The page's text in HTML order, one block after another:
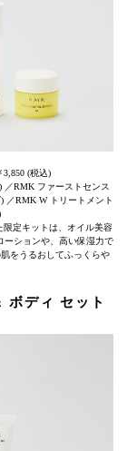
(税込)
／RMK ファーストセンス
／RMK W トリートメント
定キットは、オイル美容
ーションや、高い保湿力で
をうるおしてふっくらや
ボディ セット